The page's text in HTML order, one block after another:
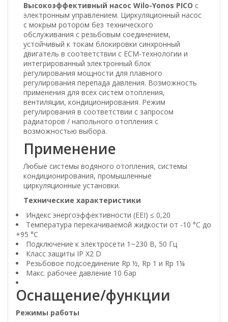
Высокоэффективный насос Wilo-Yonos PICO с
электронным управлением. Циркуляционный насос
с мокрым ротором без технического
обслуживания с резьбовым соединением,
устойчивый к токам блокировки синхронный
двигатель в соответствии с ECM-технологии и
интегрированный электронный блок
регулирования мощности для плавного
регулирования перепада давления. Возможность
применения для всех систем отопления,
вентиляции, кондиционирования. Режим
регулирования в соответствии с запросом
радиаторов / напольного отопления с
возможностью выбора.
Применение
Любые системы водяного отопления, системы
кондиционирования, промышленные
циркуляционные установки.
Технические характеристики
Индекс энергоэффективности (EEI) ≤ 0,20
Температура перекачиваемой жидкости от -10 °C до
+95 °C
Подключение к электросети 1~230 В, 50 Гц
Класс защиты IP X2 D
Резьбовое подсоединение Rp ½, Rp 1 и Rp 1¼
Макс. рабочее давление 10 бар
Оснащение/функции
Режимы работы